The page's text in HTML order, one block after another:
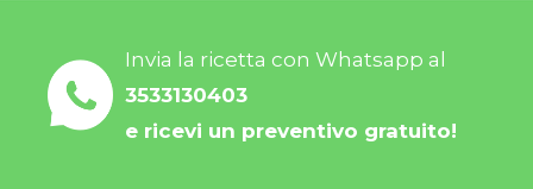
Invia la ricetta con Whatsapp al
3533130403
e ricevi un preventivo gratuito!